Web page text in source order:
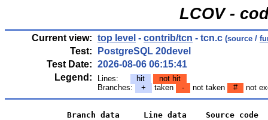
LCOV -
Current view: top level - contrib/tcn - tcn.c (source /
Test:
PostgreSQL 20devel
Test Date: 2026-08-06 06:15:41
Legend:
Lines: hit
not hit
Branches:
+ taken - not taken # not
             Branch data     Line data    Source code